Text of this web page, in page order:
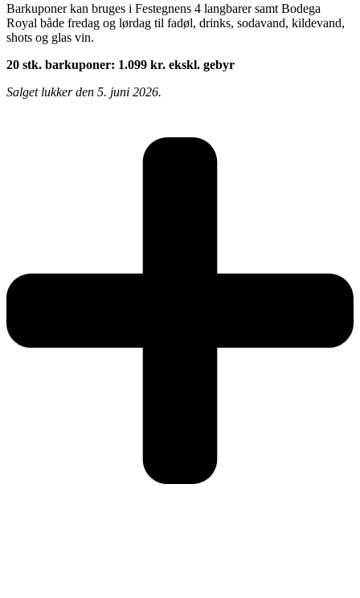
Barkuponer kan bruges i Festegnens 4 langbarer samt Bodega
Royal både fredag og lørdag til fadøl, drinks, sodavand, kildevand,
shots og glas vin.
20 stk. barkuponer: 1.099 kr. ekskl. gebyr
Salget lukker den 5. juni 2026.